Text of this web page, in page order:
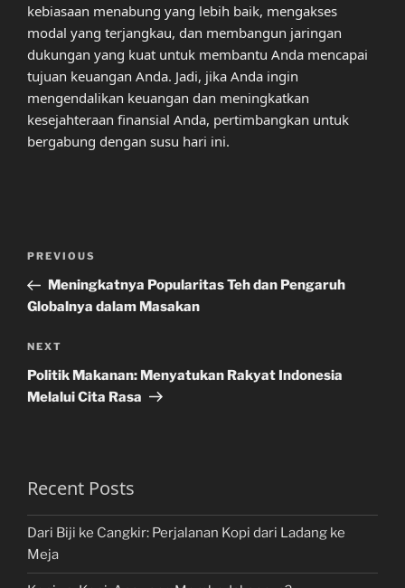
kebiasaan menabung yang lebih baik, mengakses
modal yang terjangkau, dan membangun jaringan
dukungan yang kuat untuk membantu Anda mencapai
tujuan keuangan Anda. Jadi, jika Anda ingin
mengendalikan keuangan dan meningkatkan
kesejahteraan finansial Anda, pertimbangkan untuk
bergabung dengan susu hari ini.
Previous
Post
PREVIOUS
Meningkatnya Popularitas Teh dan Pengaruh
Globalnya dalam Masakan
Next
Post
NEXT
Politik Makanan: Menyatukan Rakyat Indonesia
Melalui Cita Rasa
Recent Posts
Dari Biji ke Cangkir: Perjalanan Kopi dari Ladang ke
Meja